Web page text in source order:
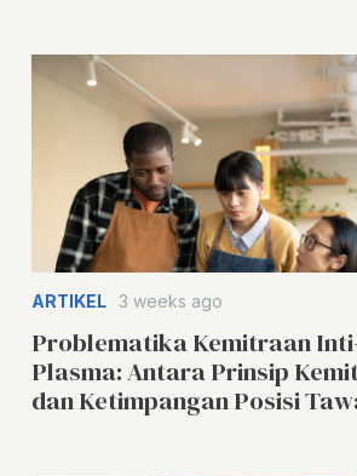
ARTIKEL 3 weeks ago
Problematika Kemitraan
Plasma: Antara Prinsip
dan Ketimpangan Posisi